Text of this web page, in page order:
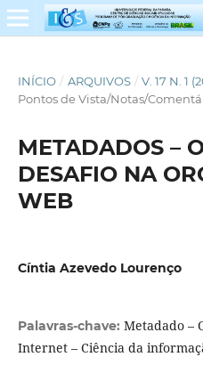
INÍCIO / ARQUIVOS / V. 17 N. 1
Pontos de Vista/Notas/
METADADOS –
DESAFIO NA
WEB
Cíntia Azevedo Lourenço
Palavras-chave: Metadado –
Internet – Ciência da